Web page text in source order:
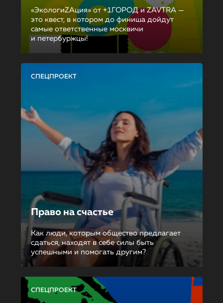
«ЭкологиZAция» от +1ГОРОД и ZAVTRA —
это квест, в котором до финиша дойдут
самые ответственные москвичи
и петербуржцы!
СПЕЦПРОЕКТ
Право на счастье
Как люди, которым общество предлагает
сдаться, находят в себе силы быть
успешными и помогать другим?
СПЕЦПРОЕКТ